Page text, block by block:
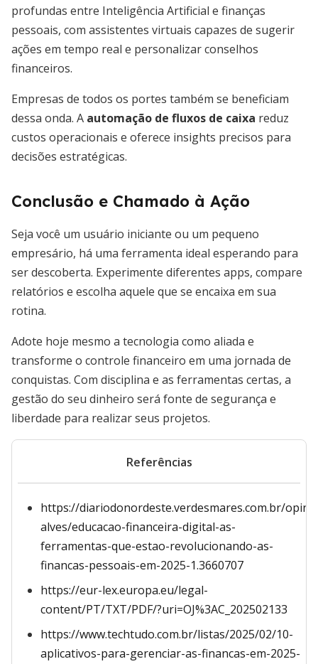
profundas entre Inteligência Artificial e finanças
pessoais, com assistentes virtuais capazes de sugerir
ações em tempo real e personalizar conselhos
financeiros.
Empresas de todos os portes também se beneficiam
dessa onda. A automação de fluxos de caixa reduz
custos operacionais e oferece insights precisos para
decisões estratégicas.
Conclusão e Chamado à Ação
Seja você um usuário iniciante ou um pequeno
empresário, há uma ferramenta ideal esperando para
ser descoberta. Experimente diferentes apps, compare
relatórios e escolha aquele que se encaixa em sua
rotina.
Adote hoje mesmo a tecnologia como aliada e
transforme o controle financeiro em uma jornada de
conquistas. Com disciplina e as ferramentas certas, a
gestão do seu dinheiro será fonte de segurança e
liberdade para realizar seus projetos.
Referências
https://diariodonordeste.verdesmares.com.br/
alves/educacao-financeira-digital-as-
ferramentas-que-estao-revolucionando-as-
financas-pessoais-em-2025-1.3660707
https://eur-lex.europa.eu/legal-
content/PT/TXT/PDF/?uri=OJ%3AC_202502133
https://www.techtudo.com.br/listas/2025/02/10-
aplicativos-para-gerenciar-as-financas-em-2025-